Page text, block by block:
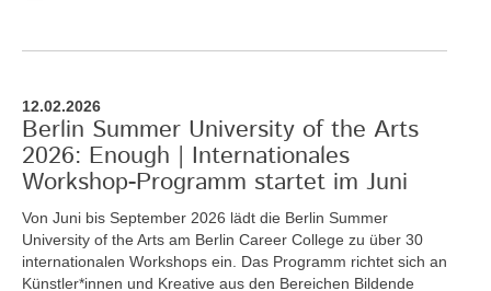
12.02.2026
Berlin Summer University of the Arts
2026: Enough | Internationales
Workshop-Programm startet im Juni
Von Juni bis September 2026 lädt die Berlin Summer
University of the Arts am Berlin Career College zu über 30
internationalen Workshops ein. Das Programm richtet sich an
Künstler*innen und Kreative aus den Bereichen Bildende